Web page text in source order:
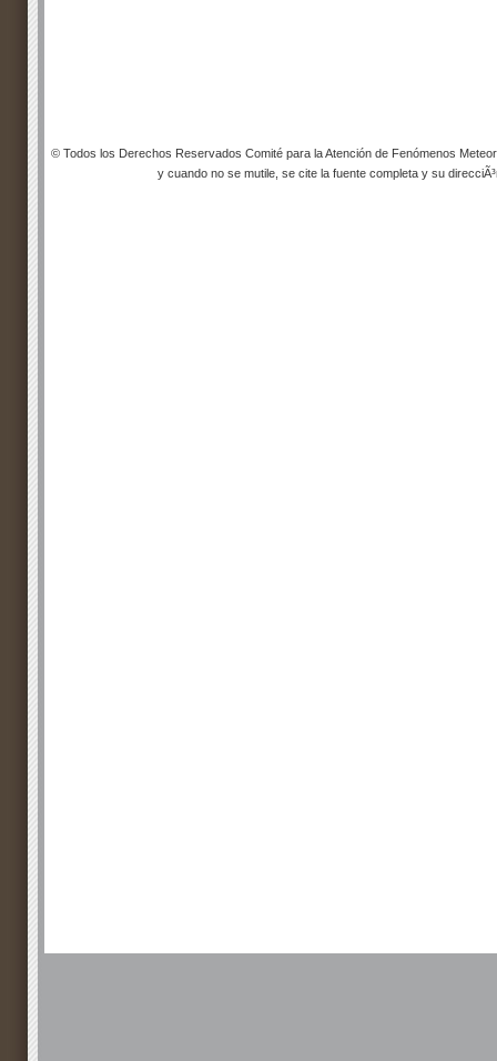
© Todos los Derechos Reservados Comité para la Atención de Fenómenos
y cuando no se mutile, se cite la fuente completa y su